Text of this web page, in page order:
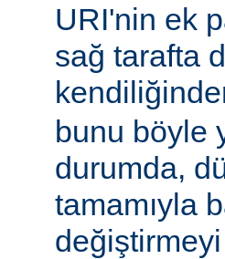
URI'nin ek
sağ tarafta
bunu böyle
durumda,
tamamıyla